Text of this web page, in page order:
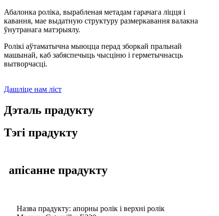
Абалонка роліка, вырабленая метадам гарачага ліцця і
кавання, мае выдатную структуру размеркавання валакна
ўнутранага матэрыялу.
Ролікі аўтаматычна мыюцца перад зборкай пральнай
машынай, каб забяспечыць чысціню і герметычнасць
вытворчасці.
Дашліце нам ліст
Дэталь прадукту
Тэгі прадукту
апісанне прадукту
Назва прадукту: апорны ролік і верхні ролік